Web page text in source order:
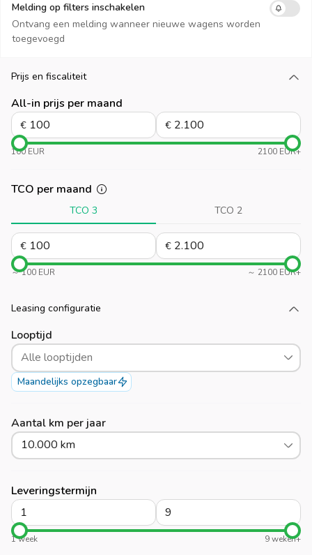
Melding op filters inschakelen
Ontvang een melding wanneer nieuwe wagens worden
toegevoegd
Prijs en fiscaliteit
All-in prijs per maand
€ €
100 EUR 2100 EUR+
TCO per maand
TCO 3 TCO 2
€ €
～ 100 EUR ～ 2100 EUR+
Leasing configuratie
Looptijd
Alle looptijden
Maandelijks opzegbaar
Aantal km per jaar
10.000 km
Leveringstermijn
1 week 9 weken+